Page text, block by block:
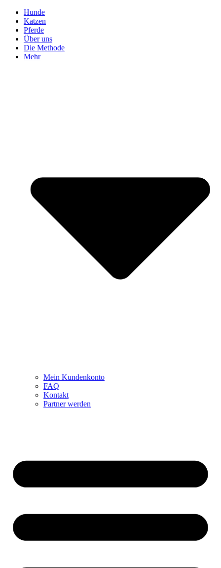
Hunde
Katzen
Pferde
Über uns
Die Methode
Mehr
Mein Kundenkonto
FAQ
Kontakt
Partner werden